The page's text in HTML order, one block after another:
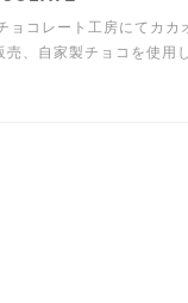
ョコレート工房にてカ
、自家製チョコを使用